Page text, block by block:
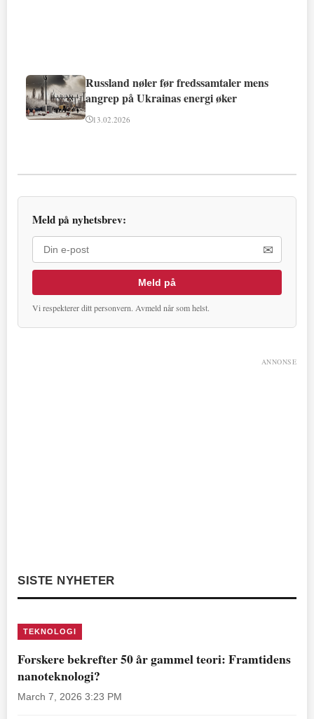
Russland nøler før fredssamtaler mens
angrep på Ukrainas energi øker
13.02.2026
Meld på nyhetsbrev:
✉
Meld på
Vi respekterer ditt personvern. Avmeld når som helst.
ANNONSE
SISTE NYHETER
TEKNOLOGI
Forskere bekrefter 50 år gammel teori: Framtidens
nanoteknologi?
March 7, 2026 3:23 PM